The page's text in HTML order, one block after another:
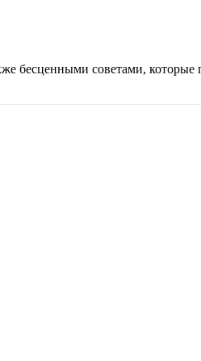
советами, которые